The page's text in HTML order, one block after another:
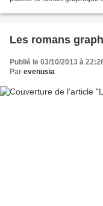
Les romans
Publié le 03/10/2013 à
Par evenusia